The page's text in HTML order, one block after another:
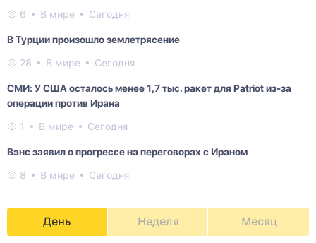
6 В мире Сегодня
В Турции произошло землетрясение
28 В мире Сегодня
СМИ: У США осталось менее 1,7 тыс. ракет для Patriot из-за
операции против Ирана
1 В мире Сегодня
Вэнс заявил о прогрессе на переговорах с Ираном
8 В мире Сегодня
День Неделя Месяц